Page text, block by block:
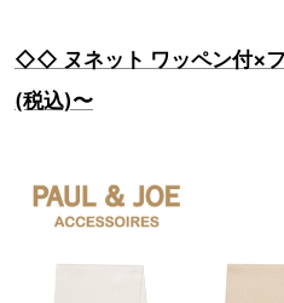
◇◇ ヌネット ワッペン付×
(税込)〜